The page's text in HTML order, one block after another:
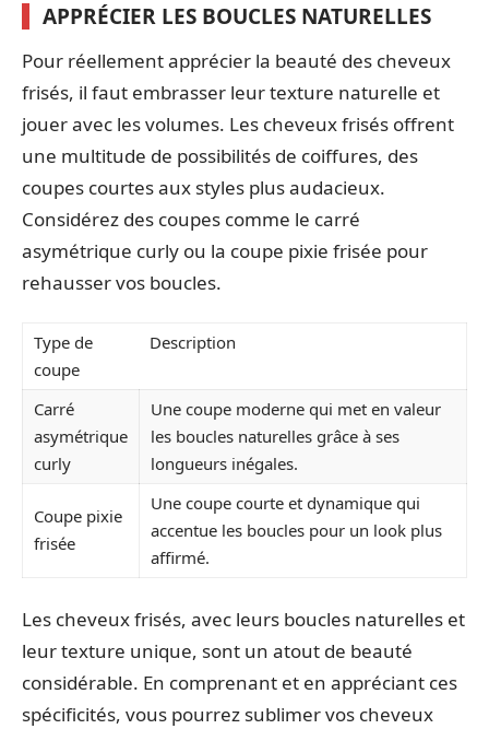
APPRÉCIER LES BOUCLES NATURELLES
Pour réellement apprécier la beauté des cheveux
frisés, il faut embrasser leur texture naturelle et
jouer avec les volumes. Les cheveux frisés offrent
une multitude de possibilités de coiffures, des
coupes courtes aux styles plus audacieux.
Considérez des coupes comme le carré
asymétrique curly ou la coupe pixie frisée pour
rehausser vos boucles.
Type de
coupe
Description
Carré
asymétrique
curly
Une coupe moderne qui met en valeur
les boucles naturelles grâce à ses
longueurs inégales.
Coupe pixie
frisée
Une coupe courte et dynamique qui
accentue les boucles pour un look plus
affirmé.
Les cheveux frisés, avec leurs boucles naturelles et
leur texture unique, sont un atout de beauté
considérable. En comprenant et en appréciant ces
spécificités, vous pourrez sublimer vos cheveux